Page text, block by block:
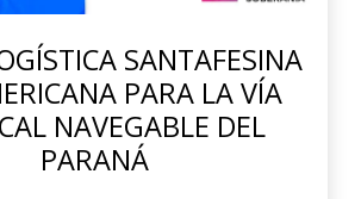
SANTAFESINA
PARA LA VÍA
NAVEGABLE DEL
PARANÁ